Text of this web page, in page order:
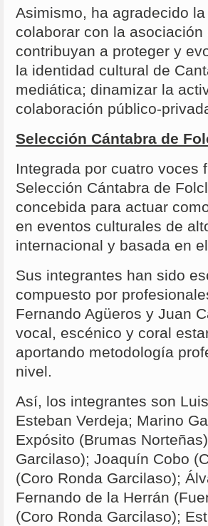
Asimismo, ha agradecido
colaborar con la
contribuyan a proteger y
la identidad cultural de
mediática; dinamizar la
colaboración público-
Selección Cántabra de
Integrada por cuatro voces
Selección Cántabra de
concebida para actuar
en eventos culturales de
internacional y basada en
Sus integrantes han sido
compuesto por
Fernando Agüeros y Juan
vocal, escénico y coral
aportando metodología
nivel.
Así, los integrantes son
Esteban Verdeja; Marino
Expósito (Brumas
Garcilaso); Joaquín Cobo
(Coro Ronda Garcilaso);
Fernando de la Herrán
(Coro Ronda Garcilaso);